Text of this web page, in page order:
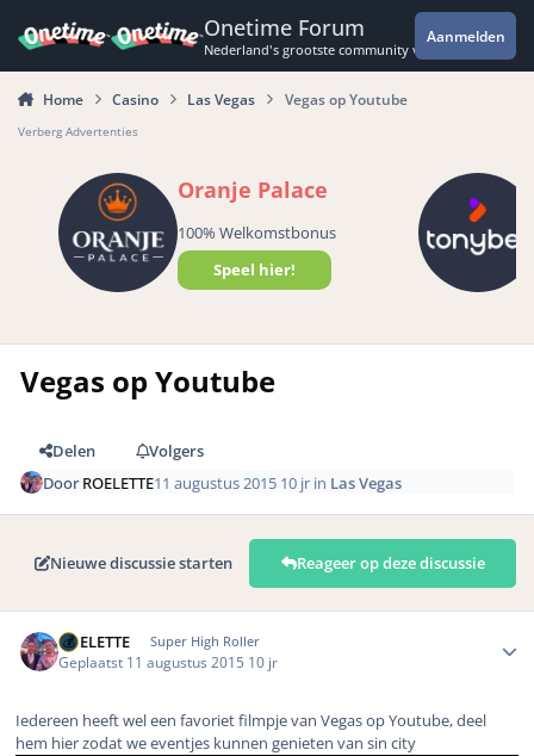
Onetime Forum
Nederland's grootste community voor de
Aanmelden
Home Casino Las Vegas Vegas op Youtube
Verberg Advertenties
Oranje Palace
100% Welkomstbonus
Speel hier!
Vegas op Youtube
Delen
Volgers
DoorROELETTE11 augustus 2015 10 jr in Las Vegas
Nieuwe discussie starten Reageer op deze discussie
ROELETTE Super High Roller
Geplaatst 11 augustus 2015 10 jr
Iedereen heeft wel een favoriet filmpje van Vegas op Youtube, deel
hem hier zodat we eventjes kunnen genieten van sin city